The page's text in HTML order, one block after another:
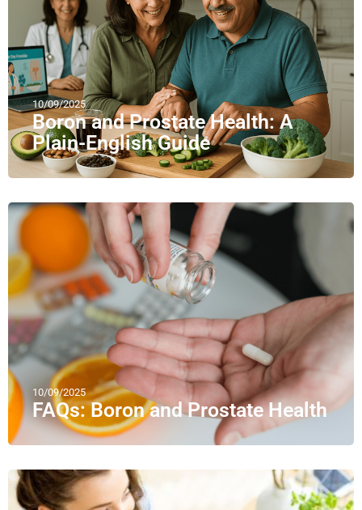
10/09/2025
Boron and Prostate Health: A
Plain-English Guide
10/09/2025
FAQs: Boron and Prostate Health